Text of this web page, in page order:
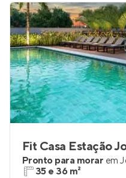
Fit Casa Estação
Pronto para morar em
35 e 36 m²